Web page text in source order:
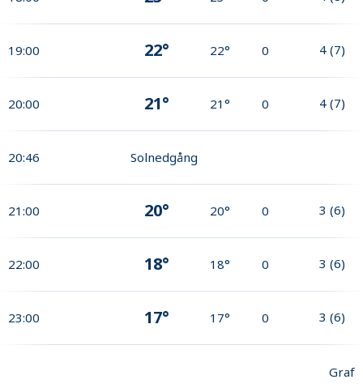
19:00 22° 22° 0 4 (7)
20:00 21° 21° 0 4 (7)
20:46 Solnedgång
21:00 20° 20° 0 3 (6)
22:00 18° 18° 0 3 (6)
23:00 17° 17° 0 3 (6)
Graf